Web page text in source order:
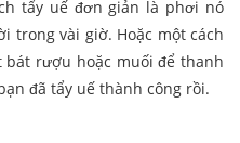
tẩy uế đơn giản là phơi nó
trong vài giờ. Hoặc một cách
rượu hoặc muối để thanh
đã tẩy uế thành công rồi.